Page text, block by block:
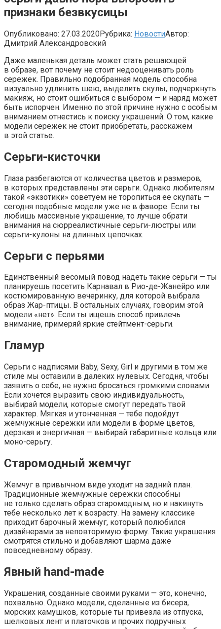
признаки безвкусицы
Опубликовано: 27.03.2020Рубрика: НовостиАвтор:
Дмитрий Александровский
Даже маленькая деталь может стать решающей
в образе, вот почему не стоит недооценивать роль
сережек. Правильно подобранная модель способна
визуально удлинить шею, выделить скулы, подчеркнуть
макияж, но стоит ошибиться с выбором — и наряд может
быть испорчен. Именно по этой причине нужно с особым
вниманием отнестись к поиску украшений. О том, какие
модели сережек не стоит приобретать, расскажем
в этой статье.
Серьги-кисточки
Глаза разбегаются от количества цветов и размеров,
в которых представлены эти серьги. Однако любителям
такой «экзотики» советуем не торопиться ее скупать —
сегодня подобные модели уже не в фаворе. Если ты
любишь массивные украшение, то лучше обрати
внимания на сюрреалистичные серьги-люстры или
серьги-кулоны на длинных цепочках.
Серьги с перьями
Единственный весомый повод надеть такие серьги — ты
планируешь посетить Карнавал в Рио-де-Жанейро или
костюмированную вечеринку, для которой выбрала
образ Жар-птицы. В остальных случаях, говорим этой
модели «нет». Если ты ищешь способ привлечь
внимание, примеряй яркие стейтмент-серьги.
Гламур
Серьги с надписями Baby, Sexy, Girl и другими в том же
стиле мы оставили в далеких нулевых. Сегодня, чтобы
заявить о себе, не нужно бросаться громкими словами.
Если хочется выразить свою индивидуальность,
выбирай модели, которые смогут передать твой
характер. Мягкая и утонченная — тебе подойдут
жемчужные сережки или модели в форме цветов,
дерзкая и энергичная — выбирай габаритные кольца или
моно-серьгу.
Старомодный жемчуг
Жемчуг в привычном виде уходит на задний план.
Традиционные жемчужные сережки способны
не только сделать образ старомодным, но и накинуть
тебе несколько лет к возрасту. На замену классике
приходит барочный жемчуг, который полюбился
дизайнерами за неповторимую форму. Такие украшения
смотрятся стильно и добавляют шарма даже
повседневному образу.
Явный hand-made
Украшения, созданные своими руками — это, конечно,
похвально. Однако модели, сделанные из бисера,
морских камушков, которые ты привезла из отпуска,
шелковых лент и платочков и прочих подручных